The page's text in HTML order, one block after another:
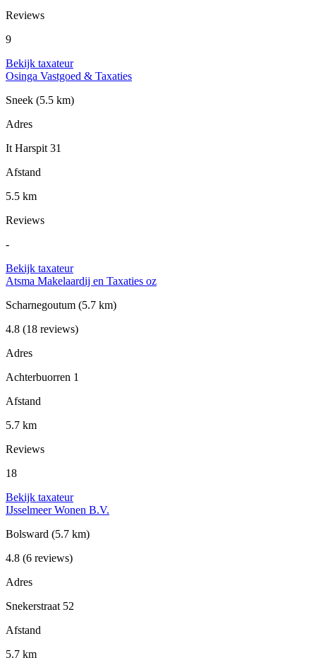
Reviews
9
Bekijk taxateur
Osinga Vastgoed & Taxaties
Sneek (5.5 km)
Adres
It Harspit 31
Afstand
5.5 km
Reviews
-
Bekijk taxateur
Atsma Makelaardij en Taxaties oz
Scharnegoutum (5.7 km)
4.8 (18 reviews)
Adres
Achterbuorren 1
Afstand
5.7 km
Reviews
18
Bekijk taxateur
IJsselmeer Wonen B.V.
Bolsward (5.7 km)
4.8 (6 reviews)
Adres
Snekerstraat 52
Afstand
5.7 km